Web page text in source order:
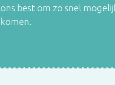
ons best om zo snel
komen.